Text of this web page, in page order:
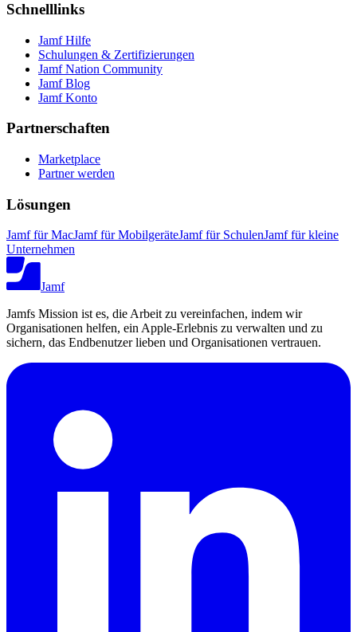
Schnelllinks
Jamf Hilfe
Schulungen & Zertifizierungen
Jamf Nation Community
Jamf Blog
Jamf Konto
Partnerschaften
Marketplace
Partner werden
Lösungen
Jamf für MacJamf für MobilgeräteJamf für SchulenJamf für kleine
Unternehmen
Jamf
Jamfs Mission ist es, die Arbeit zu vereinfachen, indem wir
Organisationen helfen, ein Apple-Erlebnis zu verwalten und zu
sichern, das Endbenutzer lieben und Organisationen vertrauen.